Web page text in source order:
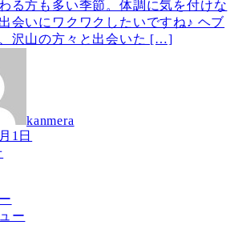
る方も多い季節。体調に気を付けな
会いにワクワクしたいですね♪ ヘブ
沢山の方々と出会いた […]
kanmera
1日
ー